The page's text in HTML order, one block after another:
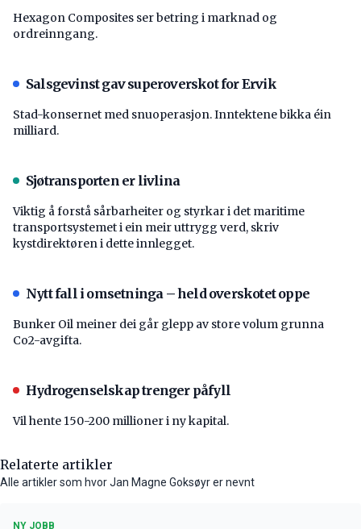
Hexagon Composites ser betring i marknad og
ordreinngang.
Salsgevinst gav superoverskot for Ervik
Stad-konsernet med snuoperasjon. Inntektene bikka éin
milliard.
Sjøtransporten er livlina
Viktig å forstå ­sårbarheiter og styrkar i det maritime
transport­systemet i ein meir uttrygg verd, skriv
kystdirektøren i dette innlegget.
Nytt fall i omsetninga – held overskotet oppe
Bunker Oil meiner dei går glepp av store volum grunna
Co2-avgifta.
Hydrogenselskap trenger påfyll
Vil hente 150-200 millioner i ny kapital.
Relaterte artikler
Alle artikler som hvor Jan Magne Goksøyr er nevnt
NY JOBB